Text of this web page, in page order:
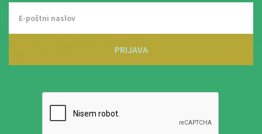
PRIJAVA